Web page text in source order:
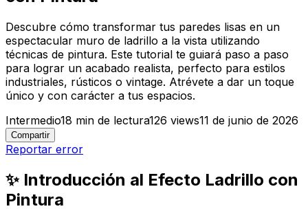
Descubre cómo transformar tus paredes lisas en un
espectacular muro de ladrillo a la vista utilizando
técnicas de pintura. Este tutorial te guiará paso a paso
para lograr un acabado realista, perfecto para estilos
industriales, rústicos o vintage. Atrévete a dar un toque
único y con carácter a tus espacios.
Intermedio18 min de lectura126 views11 de junio de 2026
Compartir
Reportar error
✨ Introducción al Efecto Ladrillo con
Pintura